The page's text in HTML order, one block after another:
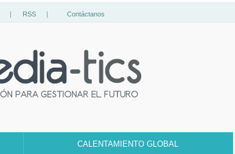
| RSS | Contáctanos
CALENTAMIENTO GLOBAL